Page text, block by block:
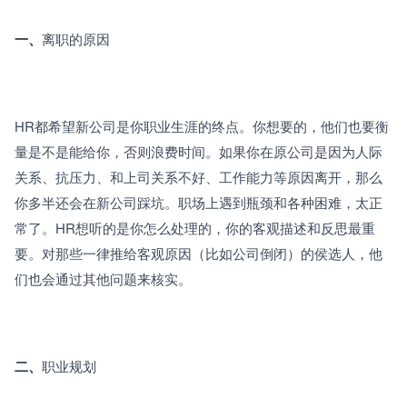
一、 离职的原因
HR都希望新公司是你职业生涯的终点。你想要的，他们也要衡
量是不是能给你，否则浪费时间。如果你在原公司是因为人际
关系、抗压力、和上司关系不好、工作能力等原因离开，那么
你多半还会在新公司踩坑。职场上遇到瓶颈和各种困难，太正
常了。HR想听的是你怎么处理的，你的客观描述和反思最重
要。对那些一律推给客观原因（比如公司倒闭）的侯选人，他
们也会通过其他问题来核实。
二、 职业规划